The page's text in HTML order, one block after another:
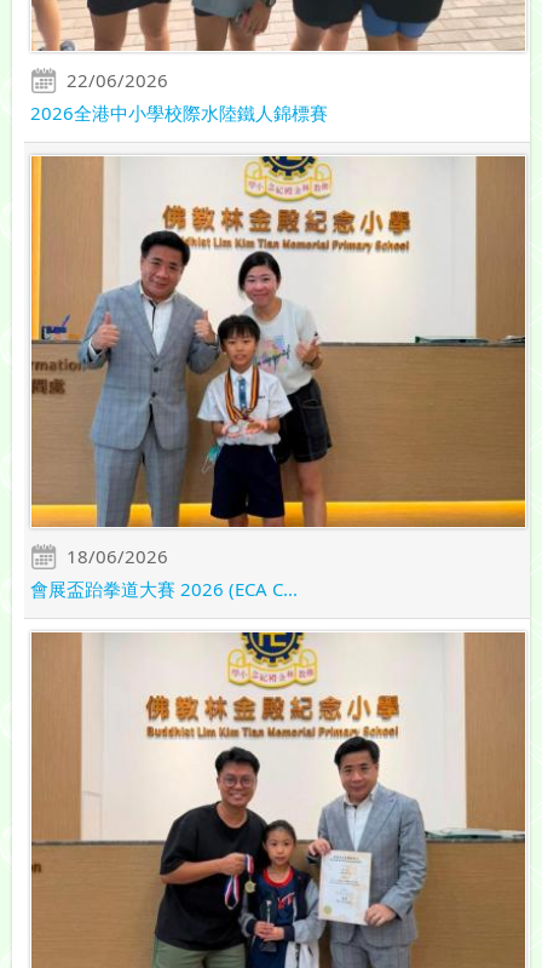
22/06/2026
2026全港中小學校際水陸鐵人錦標賽
18/06/2026
會展盃跆拳道大賽 2026 (ECA C...